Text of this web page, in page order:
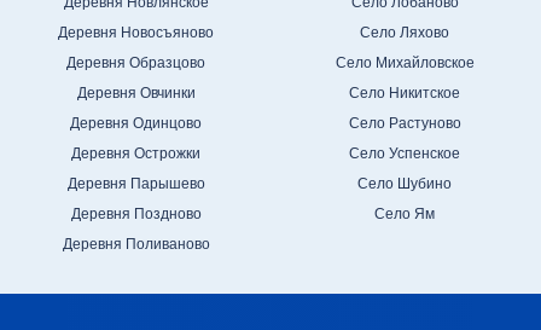
Деревня Новосъяново
Деревня Образцово
Деревня Овчинки
Деревня Одинцово
Деревня Острожки
Деревня Парышево
Деревня Поздново
Деревня Поливаново
Село Ляхово
Село Михайловское
Село Никитское
Село Растуново
Село Успенское
Село Шубино
Село Ям